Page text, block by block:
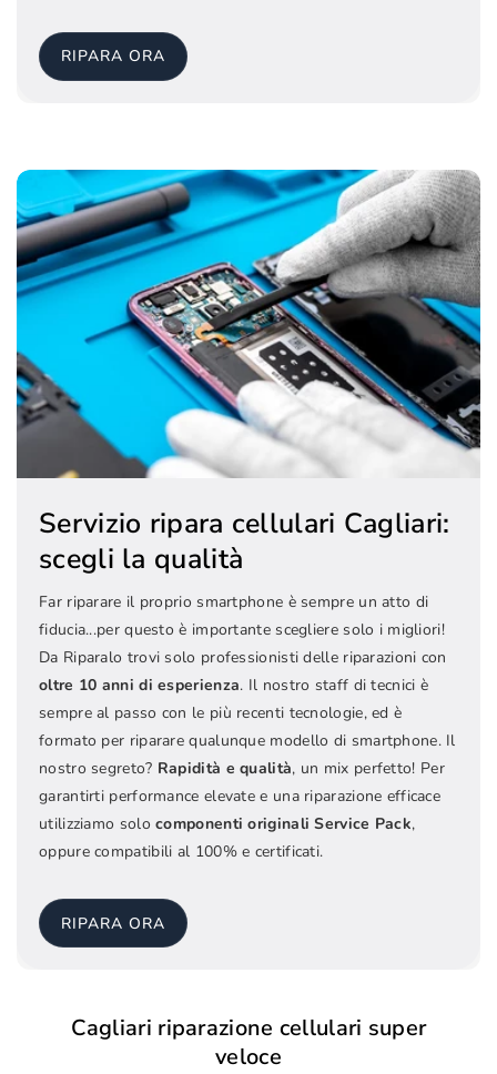
RIPARA ORA
Servizio ripara cellulari Cagliari:
scegli la qualità
Far riparare il proprio smartphone è sempre un atto di
fiducia...per questo è importante scegliere solo i migliori!
Da Riparalo trovi solo professionisti delle riparazioni con
oltre 10 anni di esperienza. Il nostro staff di tecnici è
sempre al passo con le più recenti tecnologie, ed è
formato per riparare qualunque modello di smartphone. Il
nostro segreto? Rapidità e qualità, un mix perfetto! Per
garantirti performance elevate e una riparazione efficace
utilizziamo solo componenti originali Service Pack,
oppure compatibili al 100% e certificati.
RIPARA ORA
Cagliari riparazione cellulari super
veloce